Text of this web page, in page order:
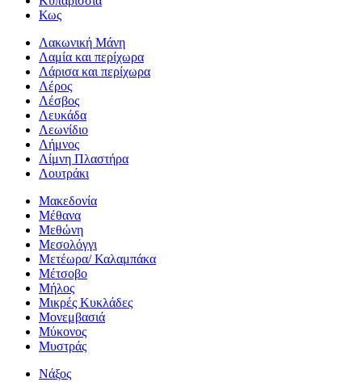
Κως
Λακωνική Μάνη
Λαμία και περίχωρα
Λάρισα και περίχωρα
Λέρος
Λέσβος
Λευκάδα
Λεωνίδιο
Λήμνος
Λίμνη Πλαστήρα
Λουτράκι
Μακεδονία
Μέθανα
Μεθώνη
Μεσολόγγι
Μετέωρα/ Καλαμπάκα
Μέτσοβο
Μήλος
Μικρές Κυκλάδες
Μονεμβασιά
Μύκονος
Μυστράς
Νάξος